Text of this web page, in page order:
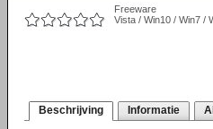
Freeware
Vista / Win10 / Win7 /
Beschrijving Informatie